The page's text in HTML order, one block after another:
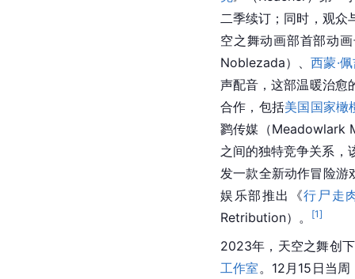
二季续订；同时，观众
空之舞动画部首部动
Noblezada）、西蒙·
声配音，这部温暖治愈
合作，包括美国国家橄
鹨传媒（Meadowlark
之间的独特竞争关系，
发一款全新动作冒险
娱乐部推出《行尸走
Retribution）。
[1]
2023年，天空之舞创
工作室 。12月15日当